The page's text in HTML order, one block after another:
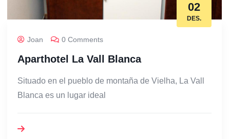
02
DES.
Joan 0 Comments
Aparthotel La Vall Blanca
Situado en el pueblo de montaña de Vielha, La Vall
Blanca es un lugar ideal